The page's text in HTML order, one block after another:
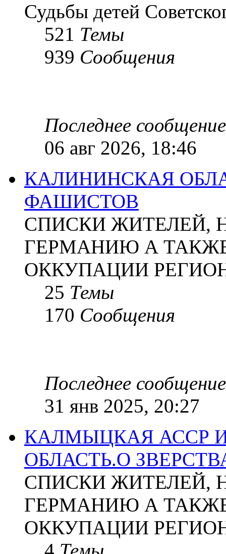
Судьбы детей
521 Темы
939 Сообщения
Последнее сообщение
06 авг 2026, 18:46
КАЛИНИНСКАЯ
ФАШИСТОВ
СПИСКИ ЖИТЕЛЕЙ,
ГЕРМАНИЮ А
ОККУПАЦИИ
25 Темы
170 Сообщения
Последнее сообщение
31 янв 2025, 20:27
КАЛМЫЦКАЯ АССР
ОБЛАСТЬ.О
СПИСКИ ЖИТЕЛЕЙ,
ГЕРМАНИЮ А
ОККУПАЦИИ